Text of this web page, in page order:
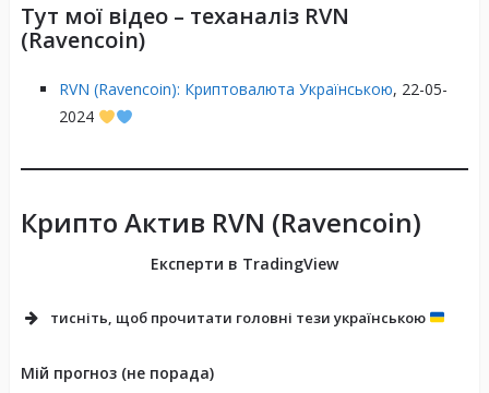
Тут мої відео – теханаліз RVN
(Ravencoin)
RVN (Ravencoin): Криптовалюта Українською, 22-05-
2024
Крипто Актив RVN (Ravencoin)
Експерти в TradingView
тисніть, щоб прочитати головні тези українською
Мій прогноз (не порада)